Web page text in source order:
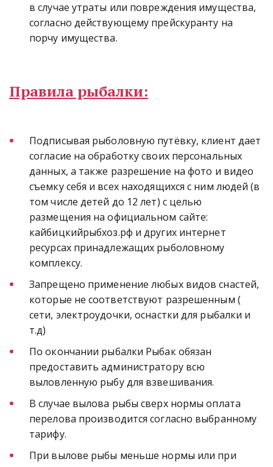
в случае утраты или повреждения имущества,
согласно действующему прейскуранту на
порчу имущества.
Правила рыбалки:
Подписывая рыболовную путёвку, клиент дает
согласие на обработку своих персональных
данных, а также разрешение на фото и видео
съемку себя и всех находящихся с ним людей (в
том числе детей до 12 лет) с целью
размещения на официальном сайте:
кайбицкийрыбхоз.рф и других интернет
ресурсах принадлежащих рыболовному
комплексу.
Запрещено применение любых видов снастей,
которые не соответствуют разрешенным (
сети, электроудочки, оснастки для рыбалки и
т.д)
По окончании рыбалки Рыбак обязан
предоставить администратору всю
выловленную рыбу для взвешивания.
В случае вылова рыбы сверх нормы оплата
перелова производится согласно выбранному
тарифу.
При вылове рыбы меньше нормы или при